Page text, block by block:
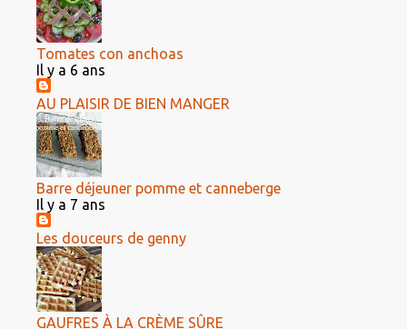
Tomates con anchoas
Il y a 6 ans
AU PLAISIR DE BIEN MANGER
Barre déjeuner pomme et canneberge
Il y a 7 ans
Les douceurs de genny
GAUFRES À LA CRÈME SÛRE